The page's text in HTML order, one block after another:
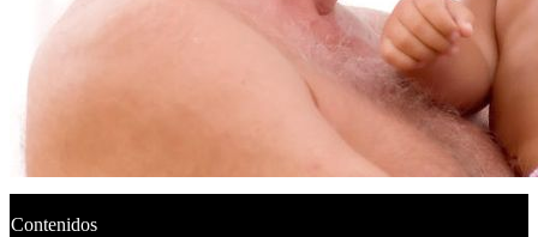
Contenidos